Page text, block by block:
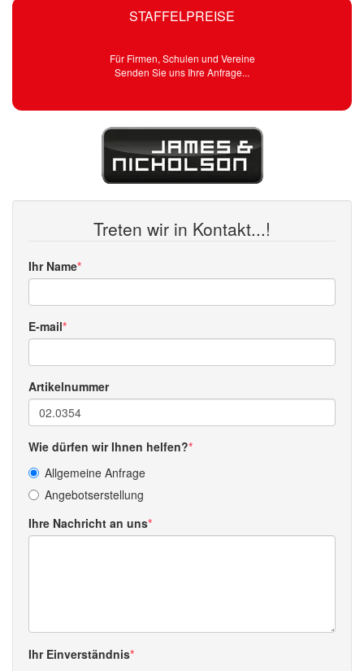
STAFFELPREISE
Für Firmen, Schulen und Vereine
Senden Sie uns Ihre Anfrage...
Treten wir in Kontakt...!
Ihr Name
E-mail
Artikelnummer
Wie dürfen wir Ihnen helfen?
Allgemeine Anfrage
Angebotserstellung
Ihre Nachricht an uns
Ihr Einverständnis